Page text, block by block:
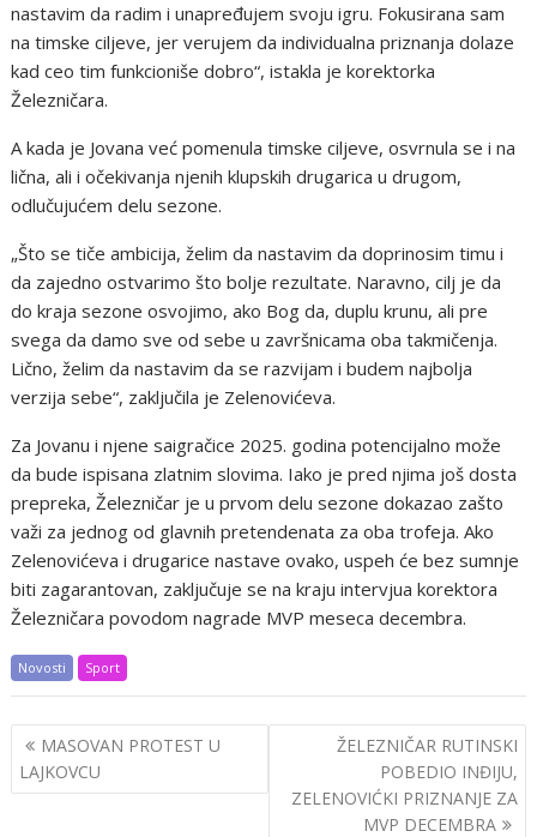
nastavim da radim i unapređujem svoju igru. Fokusirana sam
na timske ciljeve, jer verujem da individualna priznanja dolaze
kad ceo tim funkcioniše dobro“, istakla je korektorka
Železničara.
A kada je Jovana već pomenula timske ciljeve, osvrnula se i na
lična, ali i očekivanja njenih klupskih drugarica u drugom,
odlučujućem delu sezone.
„Što se tiče ambicija, želim da nastavim da doprinosim timu i
da zajedno ostvarimo što bolje rezultate. Naravno, cilj je da
do kraja sezone osvojimo, ako Bog da, duplu krunu, ali pre
svega da damo sve od sebe u završnicama oba takmičenja.
Lično, želim da nastavim da se razvijam i budem najbolja
verzija sebe“, zaključila je Zelenovićeva.
Za Jovanu i njene saigračice 2025. godina potencijalno može
da bude ispisana zlatnim slovima. Iako je pred njima još dosta
prepreka, Železničar je u prvom delu sezone dokazao zašto
važi za jednog od glavnih pretendenata za oba trofeja. Ako
Zelenovićeva i drugarice nastave ovako, uspeh će bez sumnje
biti zagarantovan, zaključuje se na kraju intervjua korektora
Železničara povodom nagrade MVP meseca decembra.
Novosti Sport
Post
navigation
MASOVAN PROTEST U
LAJKOVCU
ŽELEZNIČAR RUTINSKI
POBEDIO INĐIJU,
ZELENOVIĆKI PRIZNANJE ZA
MVP DECEMBRA